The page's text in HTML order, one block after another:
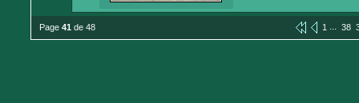
Page 41 de 48 1 ... 38